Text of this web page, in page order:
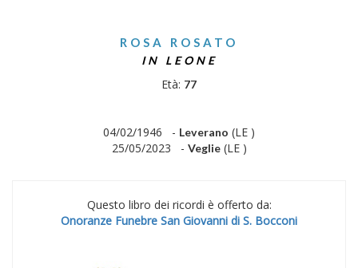
ROSA ROSATO
IN LEONE
Età: 77
04/02/1946 - Leverano (LE )
25/05/2023 - Veglie(LE )
Questo libro dei ricordi è offerto da:
Onoranze Funebre San Giovanni di S. Bocconi